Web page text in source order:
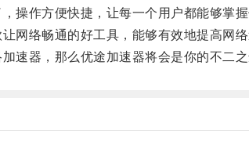
作方便快捷，让每一个用户都能够掌握
络畅通的好工具，能够有效地提高网络
器，那么优途加速器将会是你的不二之